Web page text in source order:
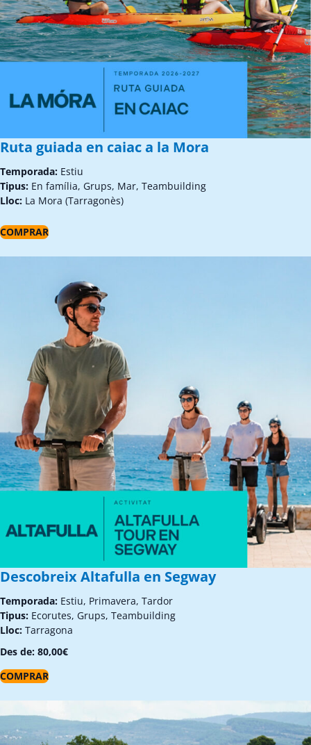
Ruta guiada en caiac a la Mora
Temporada: Estiu
Tipus: En família, Grups, Mar, Teambuilding
Lloc: La Mora (Tarragonès)
COMPRAR
Descobreix Altafulla en Segway
Temporada: Estiu, Primavera, Tardor
Tipus: Ecorutes, Grups, Teambuilding
Lloc: Tarragona
Des de: 80,00€
COMPRAR